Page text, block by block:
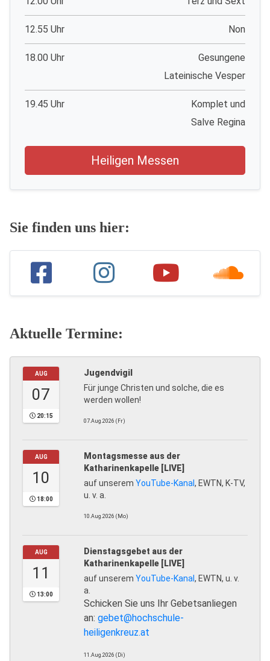
12.55 Uhr Non
18.00 Uhr
Gesungene
Lateinische Vesper
19.45 Uhr
Komplet und
Salve Regina
Heiligen Messen
Sie finden uns hier:
Aktuelle Termine:
AUG
07
20:15
Jugendvigil
Für junge Christen und solche, die es
werden wollen!
07.Aug.2026 (Fr)
AUG
10
18:00
Montagsmesse aus der
Katharinenkapelle [LIVE]
auf unserem YouTube-Kanal, EWTN, K-TV,
u. v. a.
10.Aug.2026 (Mo)
AUG
11
13:00
Dienstagsgebet aus der
Katharinenkapelle [LIVE]
auf unserem YouTube-Kanal, EWTN, u. v.
a.
Schicken Sie uns Ihr Gebetsanliegen
an: gebet@hochschule-
heiligenkreuz.at
11.Aug.2026 (Di)